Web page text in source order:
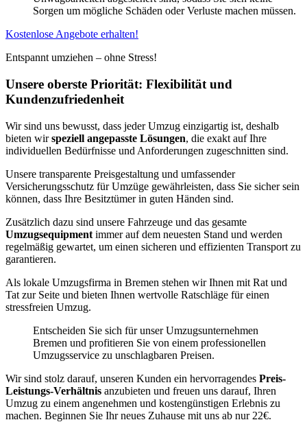
Sorgen um mögliche Schäden oder Verluste machen müssen.
Kostenlose Angebote erhalten!
Entspannt umziehen – ohne Stress!
Unsere oberste Priorität: Flexibilität und
Kundenzufriedenheit
Wir sind uns bewusst, dass jeder Umzug einzigartig ist, deshalb
bieten wirspeziell angepasste Lösungen, die exakt auf Ihre
individuellen Bedürfnisse und Anforderungen zugeschnitten sind.
Unsere transparente Preisgestaltung und umfassender
Versicherungsschutz für Umzüge gewährleisten, dass Sie sicher sein
können, dass Ihre Besitztümer in guten Händen sind.
Zusätzlich dazu sind unsere Fahrzeuge und das gesamte
Umzugsequipment immer auf dem neuesten Stand und werden
regelmäßig gewartet, um einen sicheren und effizienten Transport zu
garantieren.
Als lokale Umzugsfirma in Bremen stehen wir Ihnen mit Rat und
Tat zur Seite und bieten Ihnen wertvolle Ratschläge für einen
stressfreien Umzug.
Entscheiden Sie sich für unser Umzugsunternehmen
Bremen und profitieren Sie von einem professionellen
Umzugsservice zu unschlagbaren Preisen.
Wir sind stolz darauf, unseren Kunden ein hervorragendes Preis-
Leistungs-Verhältnis anzubieten und freuen uns darauf, Ihren
Umzug zu einem angenehmen und kostengünstigen Erlebnis zu
machen. Beginnen Sie Ihr neues Zuhause mit uns ab nur 22€.